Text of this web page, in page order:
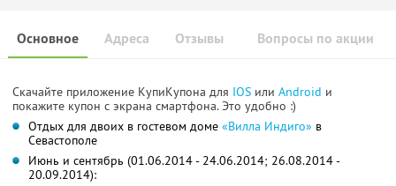
Основное Отзывы Вопросы по акции
Адреса
Скачайте приложение КупиКупона для IOS или Android и
покажите купон с экрана смартфона. Это удобно :)
Отдых для двоих в гостевом доме «Вилла Индиго» в
Севастополе
Июнь и сентябрь (01.06.2014 - 24.06.2014; 26.08.2014 -
20.09.2014):